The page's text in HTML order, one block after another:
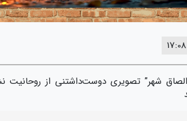
شهر” تصویری دوست‌داشتنی از